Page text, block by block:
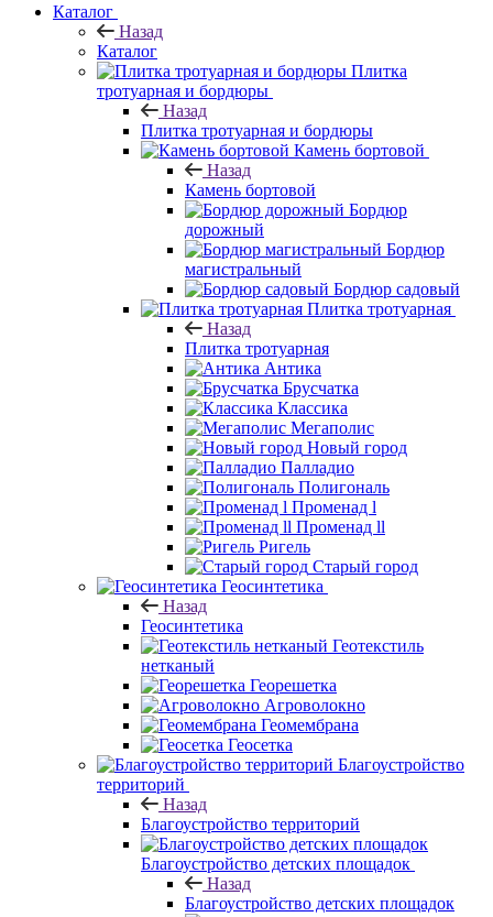
Каталог
Назад
Каталог
Плитка
тротуарная и бордюры
Назад
Плитка тротуарная и бордюры
Камень бортовой
Назад
Камень бортовой
Бордюр
дорожный
Бордюр
магистральный
Бордюр садовый
Плитка тротуарная
Назад
Плитка тротуарная
Антика
Брусчатка
Классика
Мегаполис
Новый город
Палладио
Полигональ
Променад l
Променад ll
Ригель
Старый город
Геосинтетика
Назад
Геосинтетика
Геотекстиль
нетканый
Георешетка
Агроволокно
Геомембрана
Геосетка
Благоустройство
территорий
Назад
Благоустройство территорий
Благоустройство детских площадок
Назад
Благоустройство детских площадок